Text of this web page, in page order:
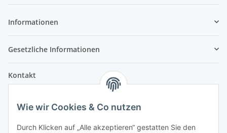
Informationen
Gesetzliche Informationen
Kontakt
Im Weiherfeld 10
Wie wir Cookies & Co nutzen
Durch Klicken auf „Alle akzeptieren“ gestatten Sie den